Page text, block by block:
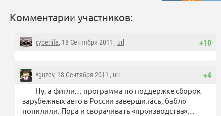
Комментарии участников:
+10
cyberlife, 18 Сентября 2011 , url
+4
vguzev, 18 Сентября 2011 , url
Ну, а фигли… программа по поддержке сборок
зарубежных авто в России завершилась, бабло
попилили. Пора и сворачивать «производства»…